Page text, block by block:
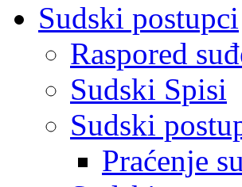
Sudski postupci
Raspored
Sudski Spisi
Sudski
Praćenje